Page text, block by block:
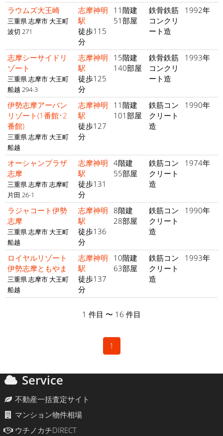
ラウムズ大王崎
三重県 志摩市 大王町
波切 271
志摩神明
駅
徒歩115
分
11階建
51部屋
鉄骨鉄筋
コンクリ
ート造
1992年
志摩シーサイドリ
ゾート
三重県 志摩市 大王町
船越 294-3
志摩神明
駅
徒歩125
分
15階建
140部屋
鉄骨鉄筋
コンクリ
ート造
1993年
伊勢志摩アーバン
リゾート(1番館･2
番館)
三重県 志摩市 大王町
船越
志摩神明
駅
徒歩127
分
11階建
101部屋
鉄筋コン
クリート
造
1990年
オーシャンプラザ
志摩
三重県 志摩市 志摩町
片田 26-1
志摩神明
駅
徒歩131
分
4階建
55部屋
鉄筋コン
クリート
造
1974年
ラジャコート伊勢
志摩
三重県 志摩市 大王町
船越
志摩神明
駅
徒歩136
分
8階建
28部屋
鉄筋コン
クリート
造
1990年
ロイヤルリゾート
伊勢志摩ともやま
三重県 志摩市 大王町
船越
志摩神明
駅
徒歩137
分
10階建
63部屋
鉄筋コン
クリート
造
1993年
1 件目 〜 16 件目
1
Service
不動産一括査定サイト
マンション物件相場
ウチノカチDIRECT